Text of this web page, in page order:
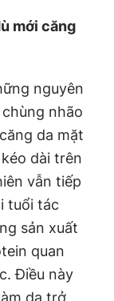
cáo
mới căng
nguyên
nhão
da mặt
dài trên
vẫn tiếp
tuổi tác
sản xuất
quan
Điều này
da trở